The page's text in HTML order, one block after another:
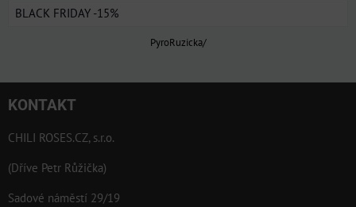
BLACK FRIDAY -15%
PyroRuzicka/
KONTAKT
CHILI ROSES.CZ, s.r.o.
(Dříve Petr Růžička)
Sadové náměstí 29/19